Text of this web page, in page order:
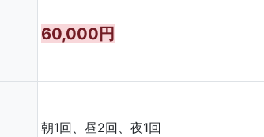
60,000円
朝1回、昼2回、夜1回